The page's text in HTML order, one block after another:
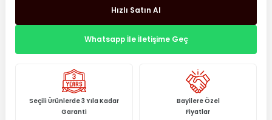
Hızlı Satın Al
Whatsapp İle İletişime Geç
Seçili Ürünlerde 3 Yıla Kadar
Garanti
Bayilere Özel
Fiyatlar